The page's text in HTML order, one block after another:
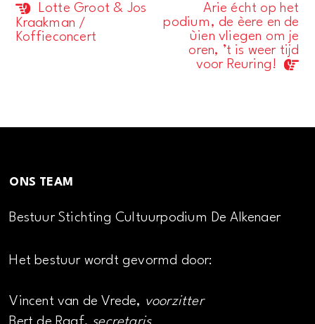
Evenement
Navigatie
Lotte Groot & Jos
Kraakman /
Koffieconcert
Arie écht op het
podium, de èere en de
ùien vliegen om je
oren, ’t is weer tijd
voor Reuring!
ONS TEAM
Bestuur Stichting Cultuurpodium De Alkenaer
Het bestuur wordt gevormd door:
Vincent van de Vrede, voorzitter